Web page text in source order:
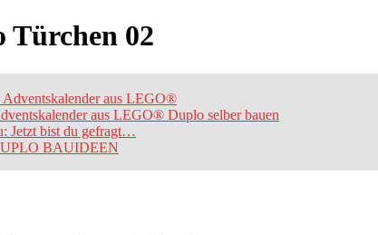
02
aus LEGO®
aus LEGO® Duplo selber bauen
Jetzt bist du gefragt…
BAUIDEEN